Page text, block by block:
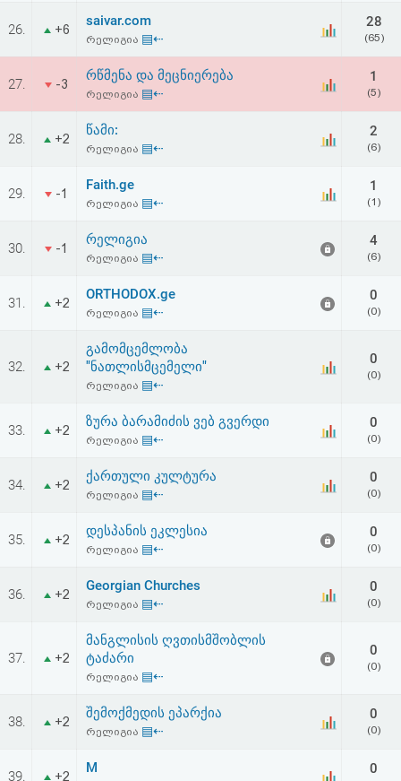
HTML
სალიცენზიო
შეთანხმება
უარყოფა
26. +6
saivar.com
რელიგია ▤⇠
28
(65)
27. -3
რწმენა და მეცნიერება
რელიგია ▤⇠
1
(5)
28. +2
წამი:
რელიგია ▤⇠
2
(6)
29. -1
Faith.ge
რელიგია ▤⇠
1
(1)
30. -1
რელიგია
რელიგია ▤⇠
4
(6)
31. +2
ORTHODOX.ge
რელიგია ▤⇠
0
(0)
32. +2
გამომცემლობა
"ნათლისმცემელი"
რელიგია ▤⇠
0
(0)
33. +2
ზურა ბარამიძის ვებ გვერდი
რელიგია ▤⇠
0
(0)
34. +2
ქართული კულტურა
რელიგია ▤⇠
0
(0)
35. +2
დესპანის ეკლესია
რელიგია ▤⇠
0
(0)
36. +2
Georgian Churches
რელიგია ▤⇠
0
(0)
37. +2
მანგლისის ღვთისმშობლის
ტაძარი
რელიგია ▤⇠
0
(0)
38. +2
შემოქმედის ეპარქია
რელიგია ▤⇠
0
(0)
39. +2
M 0